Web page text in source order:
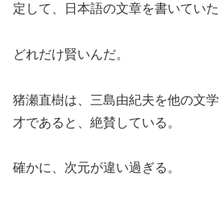
定して、日本語の文章を書いていた
どれだけ賢いんだ。
猪瀬直樹は、三島由紀夫を他の文
才であると、絶賛している。
確かに、次元が違い過ぎる。